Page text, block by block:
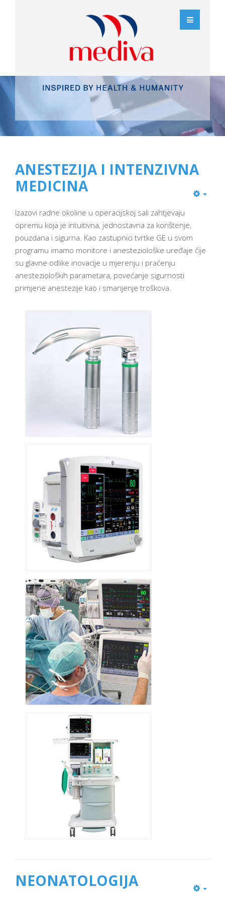
ANESTEZIJA I INTENZIVNA
MEDICINA
Izazovi radne okoline u operacijskoj sali zahtjevaju
opremu koja je intuitivna, jednostavna za korištenje,
pouzdana i sigurna. Kao zastupnici tvrtke GE u svom
programu imamo monitore i anesteziološke uređaje čije
su glavne odlike inovacije u mjerenju i praćenju
anestezioloških parametara, povećanje sigurnosti
primjene anestezije kao i smanjenje troškova.
NEONATOLOGIJA